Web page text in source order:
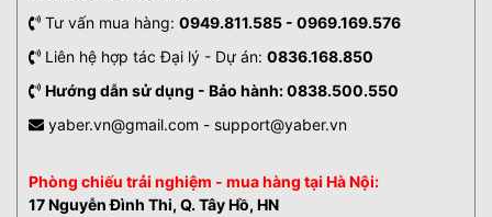
3. Xác định độ phân giải thực (độ phân giải
4. Hệ điều hành tích hợp và các ứng dụng có
sẵn
5. Khả năng kết nối với điện thoại và các thiết
6. Các tính năng tự động Auto-Focus, Auto-
Keystone hỗ trợ người dùng
Tư vấn mua hàng: 0949.811.585 - 0969.169.576
Liên hệ hợp tác Đại lý - Dự án: 0836.168.850
Hướng dẫn sử dụng - Bảo hành: 0838.500.550
yaber.vn@gmail.com - support@yaber.vn
Phòng chiếu trải nghiệm - mua hàng tại Hà Nội:
17 Nguyễn Đình Thi, Q. Tây Hồ, HN